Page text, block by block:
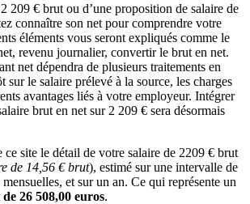
209 € brut ou d’une proposition de salaire de
connaître son net pour comprendre votre
éléments vous seront expliqués comme le
revenu journalier, convertir le brut en net.
net dépendra de plusieurs traitements en
sur le salaire prélevé à la source, les charges
avantages liés à votre employeur. Intégrer
brut en net sur 2 209 € sera désormais
ce site le détail de votre salaire de 2209 € brut
de 14,56 € brut), estimé sur une intervalle de
et sur un an. Ce qui représente un
26 508,00 euros.